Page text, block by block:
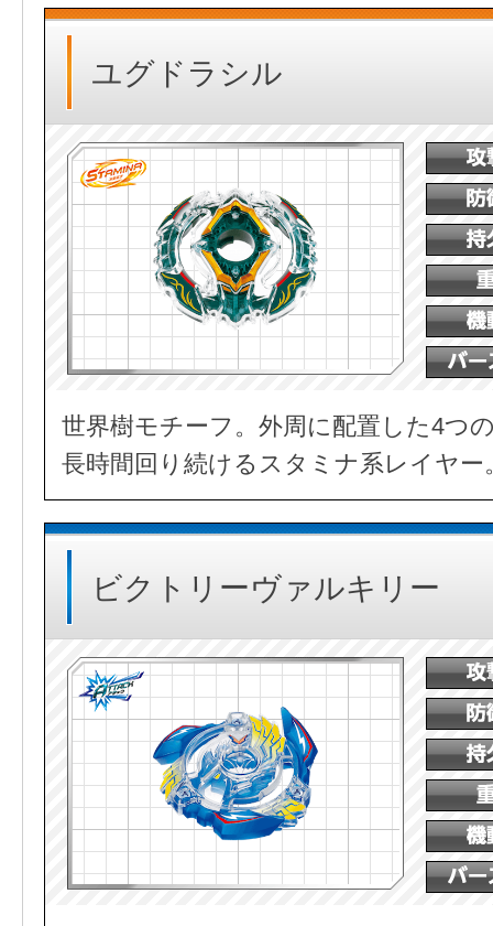
ユグドラシル
世界樹モチーフ。外周に配置した4つ
長時間回り続けるスタミナ系レイヤー
ビクトリーヴァルキリー